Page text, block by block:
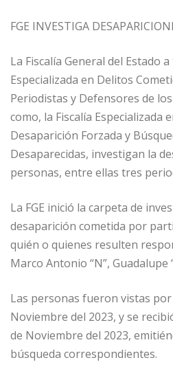
FGE INVESTIGA
La Fiscalía General del Estado
Especializada en Delitos
Periodistas y Defensores de
como, la Fiscalía Especializada
Desaparición Forzada y
Desaparecidas, investigan la
personas, entre ellas tres
La FGE inició la carpeta de
desaparición cometida por
quién o quienes resulten
Marco Antonio “N”, Guadalupe
Las personas fueron vistas
Noviembre del 2023, y se
de Noviembre del 2023,
búsqueda correspondientes.